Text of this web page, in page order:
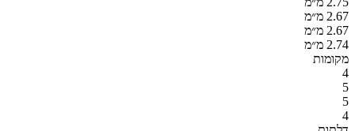
2.67 מ״מ
2.67 מ״מ
2.74 מ״מ
מקומות
4
5
5
4